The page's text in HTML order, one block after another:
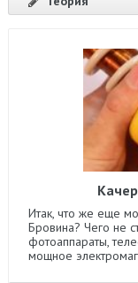
Итак, что же еще
Бровина? Чего не
фотоаппараты,
мощное